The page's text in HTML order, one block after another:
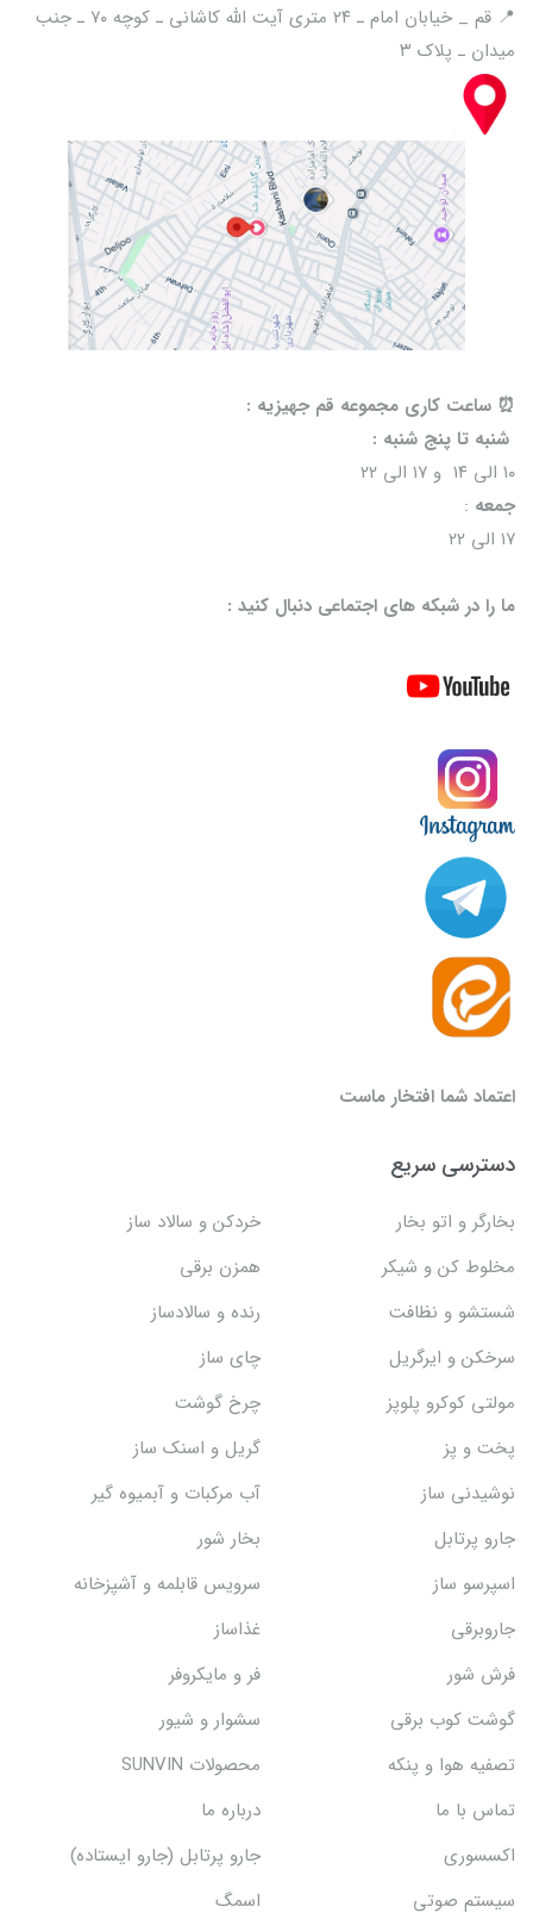
📍 قم _ خیابان امام ـ ۲۴ متری آیت الله کاشانی ـ کوچه ۷۰ ـ جنب
میدان ـ پلاک ۳
⏰️ ساعت کاری مجموعه قم جهیزیه :
شنبه تا پنج شنبه :
۱۰ الی ۱۴ و ۱۷ الی ۲۲
جمعه :
۱۷ الی ۲۲
ما را در شبکه های اجتماعی دنبال کنید :
اعتماد شما افتخار ماست
دسترسی سریع
بخارگر و اتو بخار
خردکن و سالاد ساز
مخلوط کن و شیکر
همزن برقی
شستشو و نظافت
رنده و سالادساز
سرخکن و ایرگریل
چای ساز
مولتی کوکرو پلوپز
چرخ گوشت
پخت و پز
گریل و اسنک‌ ساز
نوشیدنی ساز
آب مرکبات و آبمیوه گیر
جارو پرتابل
بخار شور
اسپرسو ساز
سرویس قابلمه و آشپزخانه
جاروبرقی
غذاساز
فرش شور
فر و مایکروفر
گوشت کوب برقی
سشوار و شیور
تصفیه هوا و پنکه
محصولات SUNVIN
تماس با ما
درباره ما
اکسسوری
جارو پرتابل (جارو ایستاده)
سیستم صوتی
اسمگ